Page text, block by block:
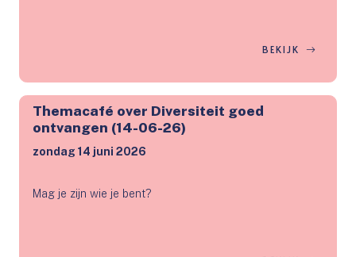
BEKIJK
Themacafé over Diversiteit goed
ontvangen (14-06-26)
zondag 14 juni 2026
Mag je zijn wie je bent?